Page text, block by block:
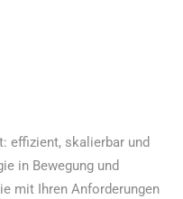
effizient, skalierbar und
in Bewegung und
mit Ihren Anforderungen